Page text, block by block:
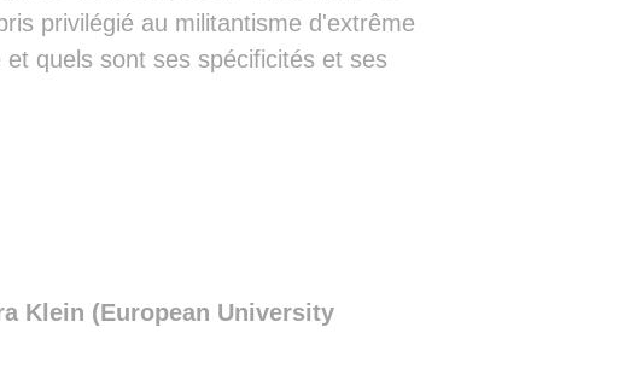
▒█▓▓▓
▓█▓▓▓ ▒▓▓▓░
privilégié au militantisme d'extrême
quels sont ses spécificités et ses
Klein (European University